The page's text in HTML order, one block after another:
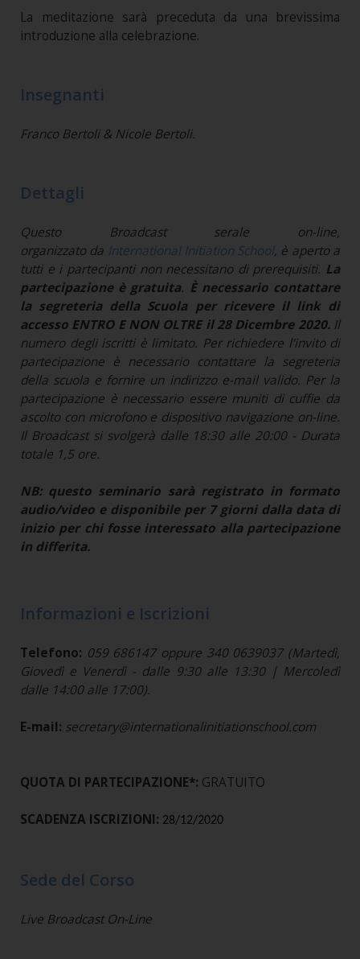
La meditazione sarà preceduta da una brevissima
introduzione alla celebrazione.
Insegnanti
Franco Bertoli & Nicole Bertoli.
Dettagli
Questo Broadcast serale on-line,
organizzato da International Initiation School, è aperto a
tutti e i partecipanti non necessitano di prerequisiti. La
partecipazione è gratuita. È necessario contattare
la segreteria della Scuola per ricevere il link di
accesso ENTRO E NON OLTRE il 28 Dicembre 2020.Il
numero degli iscritti è limitato. Per richiedere l'invito di
partecipazione è necessario contattare la segreteria
della scuola e fornire un indirizzo e-mail valido. Per la
partecipazione è necessario essere muniti di cuffie da
ascolto con microfono e dispositivo navigazione on-line.
Il Broadcast si svolgerà dalle 18:30 alle 20:00 - Durata
totale 1,5 ore.
NB: questo seminario sarà registrato in formato
audio/video e disponibile per 7 giorni dalla data di
inizio per chi fosse interessato alla partecipazione
in differita.
Informazioni e Iscrizioni
Telefono: 059 686147 oppure 340 0639037 (Martedì,
Giovedì e Venerdì - dalle 9:30 alle 13:30 | Mercoledì
dalle 14:00 alle 17:00).
E-mail: secretary@internationalinitiationschool.com
QUOTA DI PARTECIPAZIONE*: GRATUITO
SCADENZA ISCRIZIONI: 28/12/2020
Sede del Corso
Live Broadcast On-Line